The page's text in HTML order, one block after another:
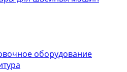
оборудование